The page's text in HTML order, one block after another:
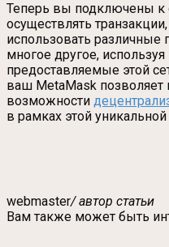
Теперь вы подключены к
осуществлять
использовать различные
многое другое,
предоставляемые этой
ваш MetaMask
возможности
в рамках этой
webmaster/ автор статьи
Вам также может быть